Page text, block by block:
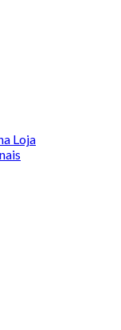
Loja